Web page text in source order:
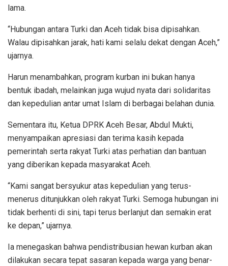
lama.
“Hubungan antara Turki dan Aceh tidak bisa dipisahkan.
Walau dipisahkan jarak, hati kami selalu dekat dengan Aceh,”
ujarnya.
Harun menambahkan, program kurban ini bukan hanya
bentuk ibadah, melainkan juga wujud nyata dari solidaritas
dan kepedulian antar umat Islam di berbagai belahan dunia.
Sementara itu, Ketua DPRK Aceh Besar, Abdul Mukti,
menyampaikan apresiasi dan terima kasih kepada
pemerintah serta rakyat Turki atas perhatian dan bantuan
yang diberikan kepada masyarakat Aceh.
“Kami sangat bersyukur atas kepedulian yang terus-
menerus ditunjukkan oleh rakyat Turki. Semoga hubungan ini
tidak berhenti di sini, tapi terus berlanjut dan semakin erat
ke depan,” ujarnya.
Ia menegaskan bahwa pendistribusian hewan kurban akan
dilakukan secara tepat sasaran kepada warga yang benar-